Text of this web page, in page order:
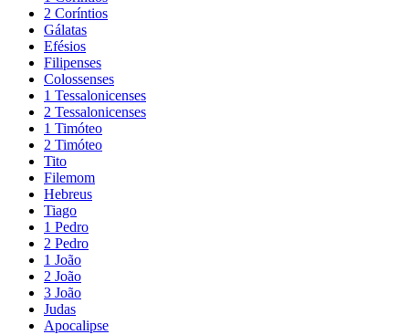
2 Coríntios
Gálatas
Efésios
Filipenses
Colossenses
1 Tessalonicenses
2 Tessalonicenses
1 Timóteo
2 Timóteo
Tito
Filemom
Hebreus
Tiago
1 Pedro
2 Pedro
1 João
2 João
3 João
Judas
Apocalipse